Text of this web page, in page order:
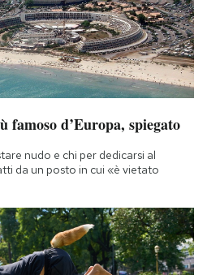
d’Europa, spiegato
nudo e chi per dedicarsi al
da un posto in cui «è vietato